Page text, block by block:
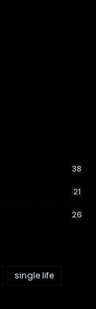
38
21
26
single life